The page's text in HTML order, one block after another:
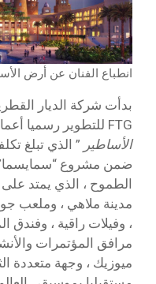
انطباع الفنان عن أرض
بدأت شركة الديار
FTG للتطوير رسميا أعمال البناء في
الأساطير
ضمن مشروع
، وفيلات راقية ، وفندق
مرافق المؤتمرات
ميوزيك ، وجهة متعددة